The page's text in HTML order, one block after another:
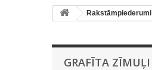
Rakstāmpiederumi
GRAFĪTA ZĪMUĻI